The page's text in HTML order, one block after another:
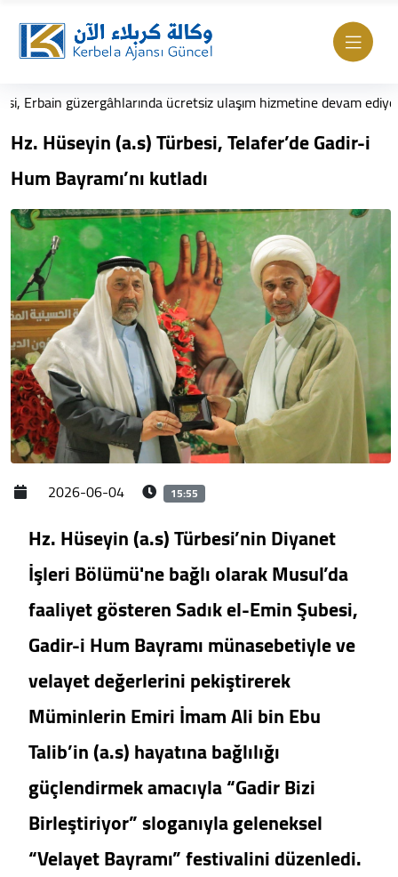
ücretsiz ulaşım hizmetine devam ediyor
Hz. Hüseyin (a.s) Türbesi, Telafer’de Gadir-i
Hum Bayramı’nı kutladı
2026-06-04 15:55
Hz. Hüseyin (a.s) Türbesi’nin Diyanet
İşleri Bölümü'ne bağlı olarak Musul’da
faaliyet gösteren Sadık el-Emin Şubesi,
Gadir-i Hum Bayramı münasebetiyle ve
velayet değerlerini pekiştirerek
Müminlerin Emiri İmam Ali bin Ebu
Talib’in (a.s) hayatına bağlılığı
güçlendirmek amacıyla “Gadir Bizi
Birleştiriyor” sloganıyla geleneksel
“Velayet Bayramı” festivalini düzenledi.